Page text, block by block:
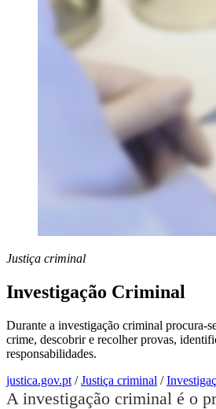
Justiça criminal
Investigação Criminal
Durante a investigação criminal procura-
crime, descobrir e recolher provas,
responsabilidades.
justica.gov.pt /Justiça criminal /
A investigação criminal é o